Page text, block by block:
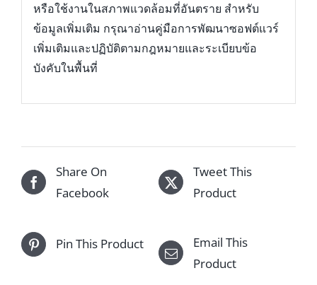
หรือใช้งานในสภาพแวดล้อมที่อันตราย สำหรับ
ข้อมูลเพิ่มเติม กรุณาอ่านคู่มือการพัฒนาซอฟต์แวร์
เพิ่มเติมและปฏิบัติตามกฎหมายและระเบียบข้อ
บังคับในพื้นที่
Share On
Facebook
Tweet This
Product
Pin This Product
Email This
Product